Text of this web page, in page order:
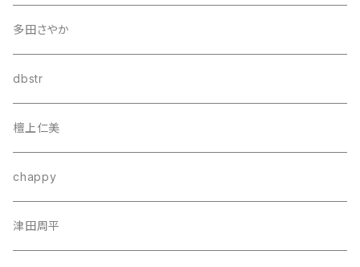
多田さやか
dbstr
檀上仁美
chappy
津田周平